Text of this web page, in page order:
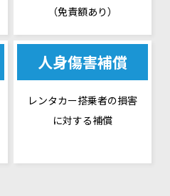
（免責額あり）
人身傷害補償
レンタカー搭乗者の損害
に対する補償